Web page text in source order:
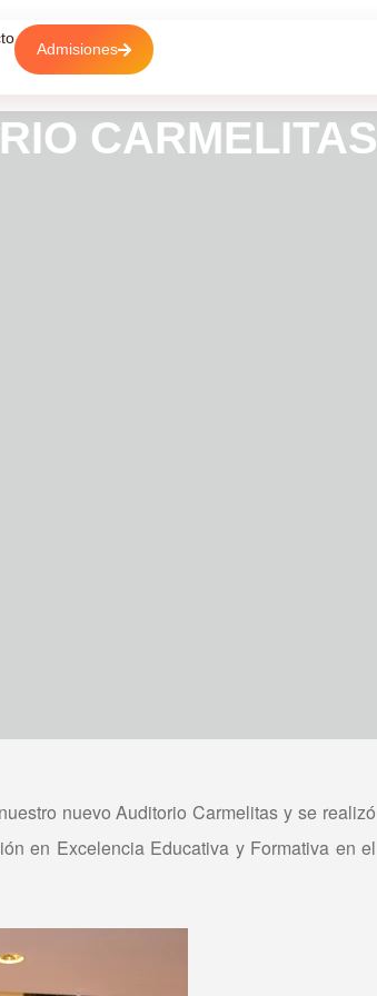
Admisiones
CARMELITAS
nuevo Auditorio Carmelitas y se realizó
en Excelencia Educativa y Formativa en el